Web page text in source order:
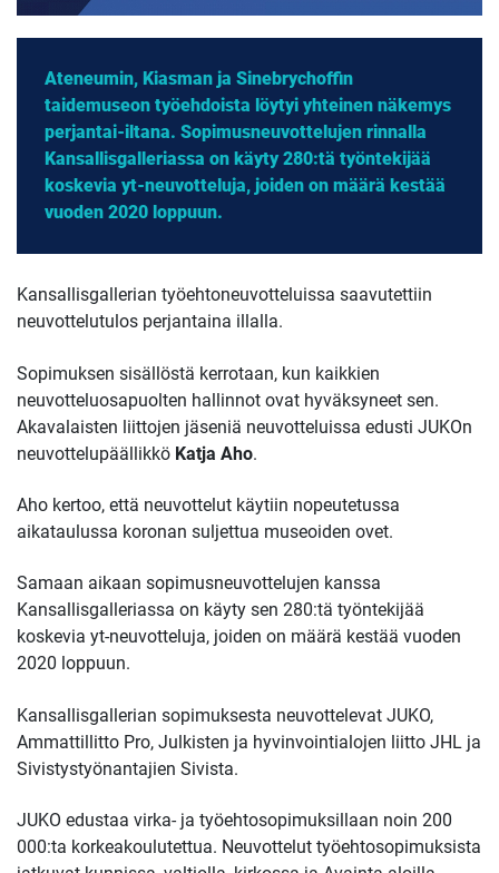
Ateneumin, Kiasman ja Sinebrychoffin
taidemuseon työehdoista löytyi yhteinen näkemys
perjantai-iltana. Sopimusneuvottelujen rinnalla
Kansallisgalleriassa on käyty 280:tä työntekijää
koskevia yt-neuvotteluja, joiden on määrä kestää
vuoden 2020 loppuun.
Kansallisgallerian työehtoneuvotteluissa saavutettiin
neuvottelutulos perjantaina illalla.
Sopimuksen sisällöstä kerrotaan, kun kaikkien
neuvotteluosapuolten hallinnot ovat hyväksyneet sen.
Akavalaisten liittojen jäseniä neuvotteluissa edusti JUKOn
neuvottelupäällikkö Katja Aho.
Aho kertoo, että neuvottelut käytiin nopeutetussa
aikataulussa koronan suljettua museoiden ovet.
Samaan aikaan sopimusneuvottelujen kanssa
Kansallisgalleriassa on käyty sen 280:tä työntekijää
koskevia yt-neuvotteluja, joiden on määrä kestää vuoden
2020 loppuun.
Kansallisgallerian sopimuksesta neuvottelevat JUKO,
Ammattillitto Pro, Julkisten ja hyvinvointialojen liitto JHL ja
Sivistystyönantajien Sivista.
JUKO edustaa virka- ja työehtosopimuksillaan noin 200
000:ta korkeakoulutettua. Neuvottelut työehtosopimuksista